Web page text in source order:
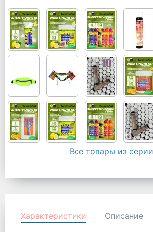
Все товары из серии
Характеристики Описание